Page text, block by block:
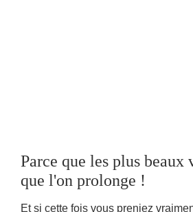
Parce que les plus beaux
que l'on prolonge !
Et si cette fois vous preniez
EN